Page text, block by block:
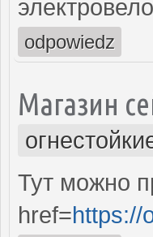
odpowiedz
Магазин
Тут можно
href=https://